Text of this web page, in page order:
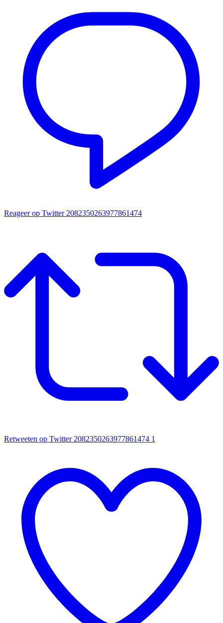
Reageer op Twitter 2082350263977861474
Retweeten op Twitter 2082350263977861474 1